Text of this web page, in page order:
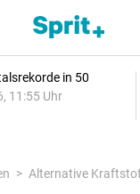
in 50
11:55 Uhr
Alternative